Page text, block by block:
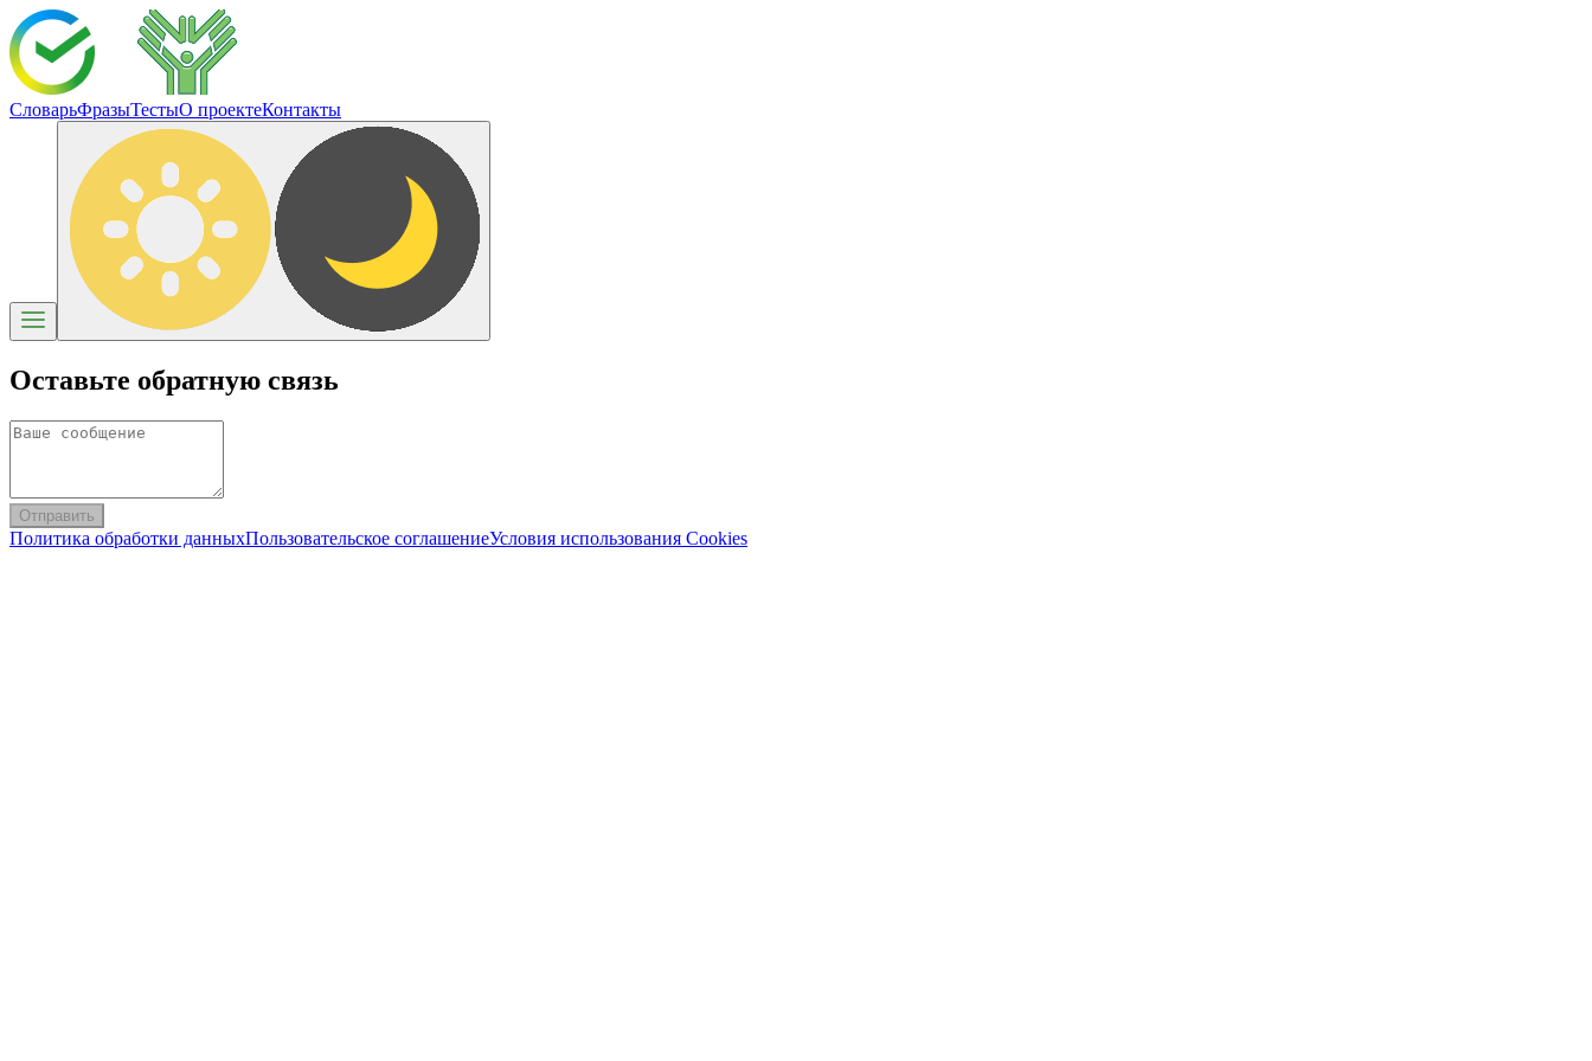
СловарьФразыТестыО проектеКонтакты
Оставьте обратную связь
Отправить
Политика обработки данныхПользовательское соглашениеУсловия использования Cookies